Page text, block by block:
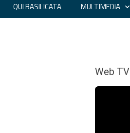
QUI BASILICATA MULTIMEDIA
Web TV